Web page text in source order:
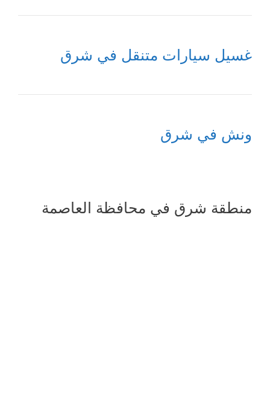
غسيل سيارات متنقل في شرق
ونش في شرق
منطقة شرق في محافظة العاصمة